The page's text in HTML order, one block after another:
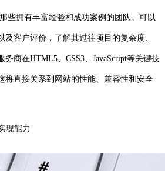
些拥有丰富经验和成功案例的团队。可以
客户评价，了解其过往项目的复杂度、
商在HTML5、CSS3、JavaScript等关键技
将直接关系到网站的性能、兼容性和安全
现能力